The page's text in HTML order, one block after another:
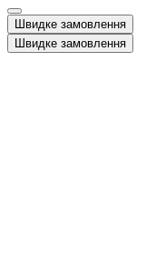
Швидке замовлення
Швидке замовлення